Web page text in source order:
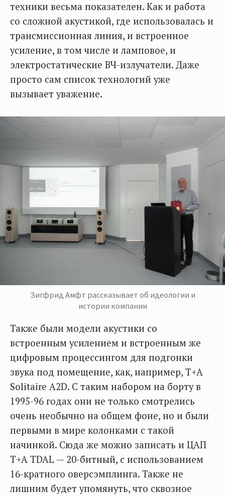
техники весьма показателен. Как и работа
со сложной акустикой, где использовалась и
трансмиссионная линия, и встроенное
усиление, в том числе и ламповое, и
электростатические ВЧ-излучатели. Даже
просто сам список технологий уже
вызывает уважение.
Зигфрид Амфт рассказывает об идеологии и
истории компании
Также были модели акустики со
встроенным усилением и встроенным же
цифровым процессингом для подгонки
звука под помещение, как, например, T+A
Solitaire A2D. С таким набором на борту в
1995-96 годах они не только смотрелись
очень необычно на общем фоне, но и были
первыми в мире колонками с такой
начинкой. Сюда же можно записать и ЦАП
T+A TDAL — 20-битный, с использованием
16-кратного оверсэмплинга. Также не
лишним будет упомянуть, что сквозное